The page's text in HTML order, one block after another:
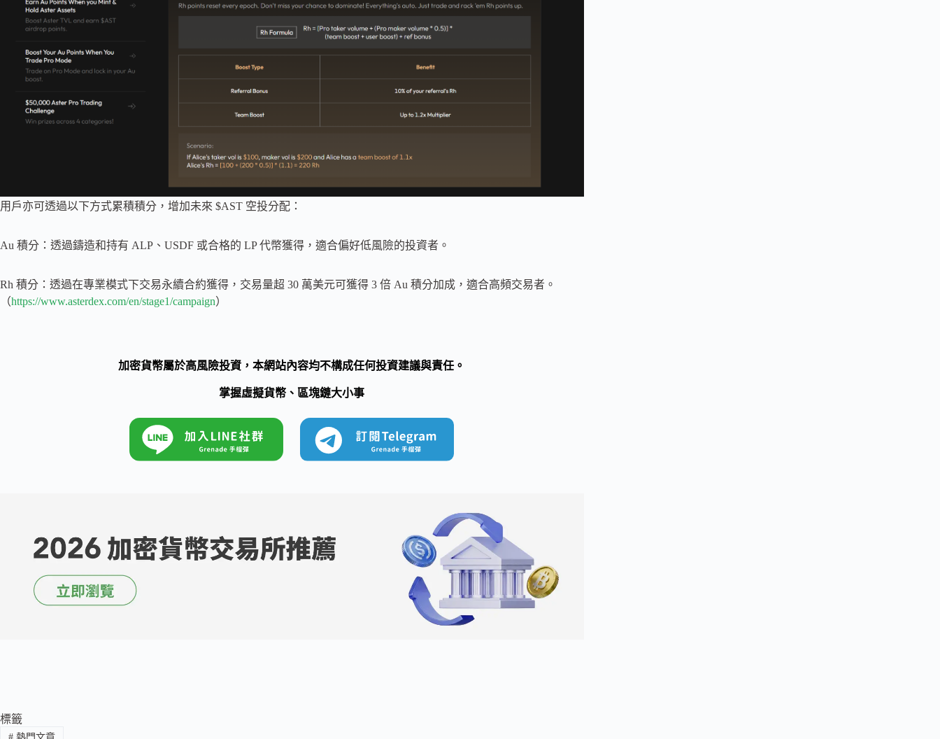
用戶亦可透過以下方式累積積分，增加未來 $AST 空投分配：
Au 積分：透過鑄造和持有 ALP、USDF 或合格的 LP 代幣獲得，適合偏好低風險的投資者。
Rh 積分：透過在專業模式下交易永續合約獲得，交易量超 30 萬美元可獲得 3 倍 Au 積分加成，適合高頻交易者。
（https://www.asterdex.com/en/stage1/campaign）
加密貨幣屬於高風險投資，本網站內容均不構成任何投資建議與責任。
掌握虛擬貨幣、區塊鏈大小事
標籤